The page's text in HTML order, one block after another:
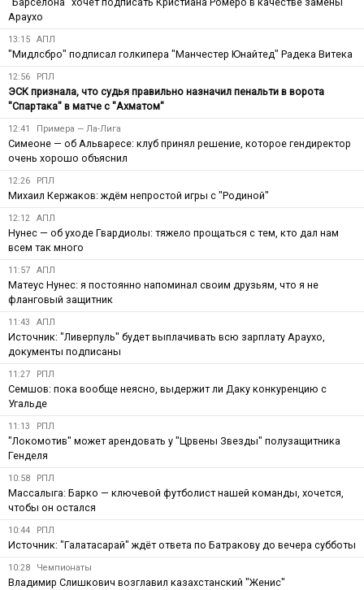
Араухо
13:15 АПЛ
"Мидлсбро" подписал голкипера "Манчестер Юнайтед" Радека Витека
12:56 РПЛ
ЭСК признала, что судья правильно назначил пенальти в ворота
"Спартака" в матче с "Ахматом"
12:41 Примера — Ла-Лига
Симеоне — об Альваресе: клуб принял решение, которое гендиректор
очень хорошо объяснил
12:26 РПЛ
Михаил Кержаков: ждём непростой игры с "Родиной"
12:12 АПЛ
Нунес — об уходе Гвардиолы: тяжело прощаться с тем, кто дал нам
всем так много
11:57 АПЛ
Матеус Нунес: я постоянно напоминал своим друзьям, что я не
фланговый защитник
11:43 АПЛ
Источник: "Ливерпуль" будет выплачивать всю зарплату Араухо,
документы подписаны
11:27 РПЛ
Семшов: пока вообще неясно, выдержит ли Даку конкуренцию с
Угальде
11:13 РПЛ
"Локомотив" может арендовать у "Црвены Звезды" полузащитника
Генделя
10:58 РПЛ
Массалыга: Барко — ключевой футболист нашей команды, хочется,
чтобы он остался
10:44 РПЛ
Источник: "Галатасарай" ждёт ответа по Батракову до вечера субботы
10:28 Чемпионаты
Владимир Слишкович возглавил казахстанский "Женис"